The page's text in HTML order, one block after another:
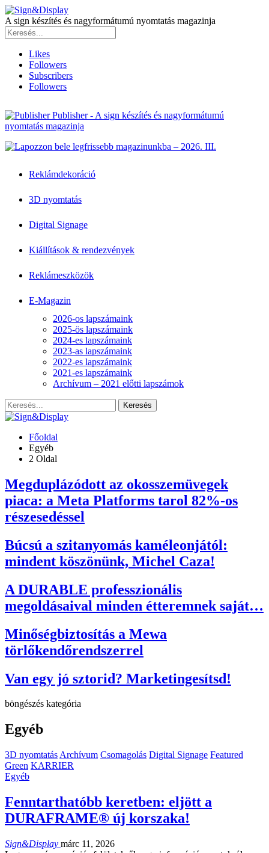
A sign készítés és nagyformátumú nyomtatás magazinja
Likes
Followers
Subscribers
Followers
Publisher - A sign készítés és nagyformátumú
nyomtatás magazinja
Reklámdekoráció
3D nyomtatás
Digital Signage
Kiállítások & rendezvények
Reklámeszközök
E-Magazin
2026-os lapszámaink
2025-ös lapszámaink
2024-es lapszámaink
2023-as lapszámaink
2022-es lapszámaink
2021-es lapszámaink
Archívum – 2021 előtti lapszámok
Főoldal
Egyéb
2 Oldal
Megduplázódott az okosszemüvegek
piaca: a Meta Platforms tarol 82%-os
részesedéssel
Búcsú a szitanyomás kaméleonjától:
mindent köszönünk, Michel Caza!
A DURABLE professzionális
megoldásaival minden étteremnek saját…
Minőségbiztosítás a Mewa
törlőkendőrendszerrel
Van egy jó sztorid? Marketingesítsd!
böngészés kategória
Egyéb
3D nyomtatás Archívum Csomagolás Digital Signage Featured
Green KARRIER
Egyéb
Fenntarthatóbb keretben: eljött a
DURAFRAME® új korszaka!
Sign&Display márc 11, 2026